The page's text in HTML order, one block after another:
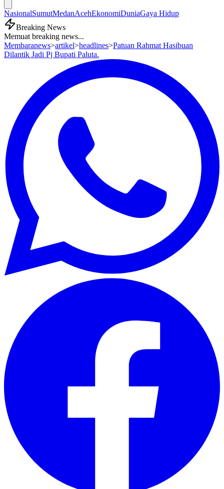
NasionalSumutMedanAcehEkonomiDuniaGaya Hidup
Breaking News
Memuat breaking news...
Membaranews>artikel>headlines>Patuan Rahmat Hasibuan
Dilantik Jadi Pj Bupati Paluta.